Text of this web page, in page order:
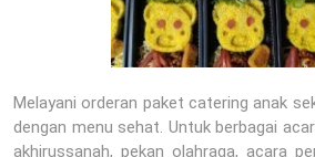
Melayani orderan paket catering anak
dengan menu sehat. Untuk berbagai
akhirussanah, pekan olahraga, acara